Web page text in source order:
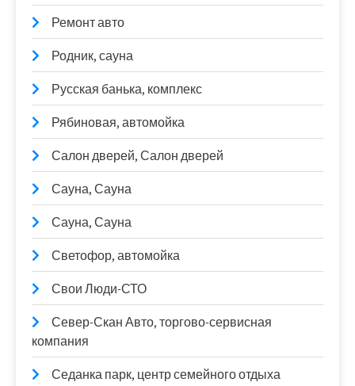
Ремонт авто
Родник, сауна
Русская банька, комплекс
Рябиновая, автомойка
Салон дверей, Салон дверей
Сауна, Сауна
Сауна, Сауна
Светофор, автомойка
Свои Люди-СТО
Север-Скан Авто, торгово-сервисная
компания
Седанка парк, центр семейного отдыха